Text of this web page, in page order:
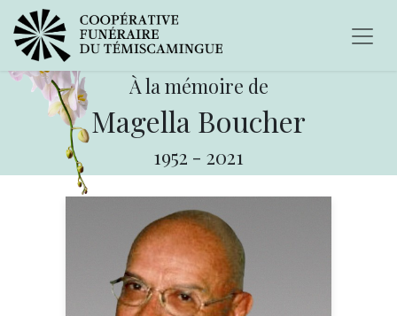
À la mémoire de
Magella Boucher
1952 - 2021